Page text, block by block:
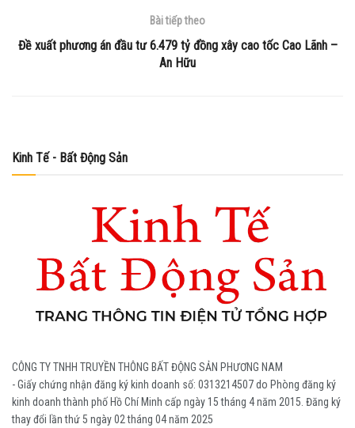
Bài tiếp theo
Đề xuất phương án đầu tư 6.479 tỷ đồng xây cao tốc Cao Lãnh –
An Hữu
Kinh Tế - Bất Động Sản
CÔNG TY TNHH TRUYỀN THÔNG BẤT ĐỘNG SẢN PHƯƠNG NAM
- Giấy chứng nhận đăng ký kinh doanh số: 0313214507 do Phòng đăng ký
kinh doanh thành phố Hồ Chí Minh cấp ngày 15 tháng 4 năm 2015. Đăng ký
thay đổi lần thứ 5 ngày 02 tháng 04 năm 2025